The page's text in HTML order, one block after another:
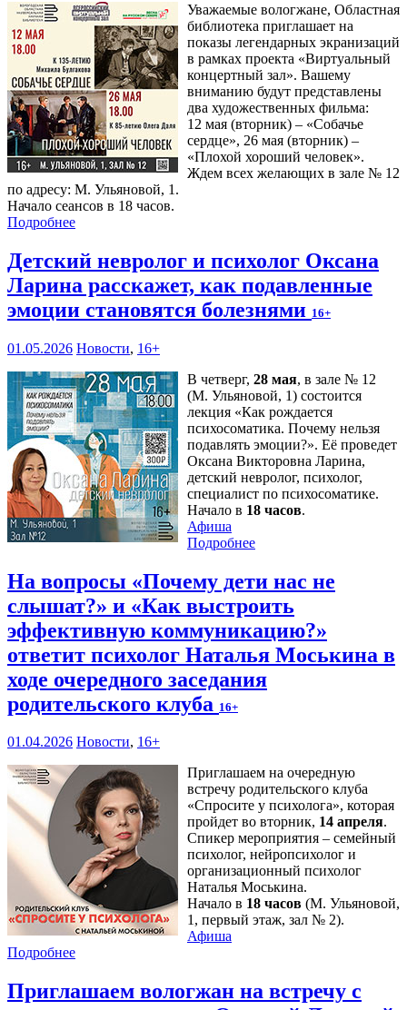
Уважаемые вологжане, Областная
библиотека приглашает на
показы легендарных экранизаций
в рамках проекта «Виртуальный
концертный зал». Вашему
вниманию будут представлены
два художественных фильма:
12 мая (вторник) – «Собачье
сердце», 26 мая (вторник) –
«Плохой хороший человек».
Ждем всех желающих в зале № 12
по адресу: М. Ульяновой, 1.
Начало сеансов в 18 часов.
Подробнее
Детский невролог и психолог Оксана
Ларина расскажет, как подавленные
эмоции становятся болезнями 16+
01.05.2026 Новости, 16+
В четверг, 28 мая, в зале № 12
(М. Ульяновой, 1) состоится
лекция «Как рождается
психосоматика. Почему нельзя
подавлять эмоции?». Её проведет
Оксана Викторовна Ларина,
детский невролог, психолог,
специалист по психосоматике.
Начало в 18 часов.
Афиша
Подробнее
На вопросы «Почему дети нас не
слышат?» и «Как выстроить
эффективную коммуникацию?»
ответит психолог Наталья Моськина в
ходе очередного заседания
родительского клуба 16+
01.04.2026 Новости, 16+
Приглашаем на очередную
встречу родительского клуба
«Спросите у психолога», которая
пройдет во вторник, 14 апреля.
Спикер мероприятия – семейный
психолог, нейропсихолог и
организационный психолог
Наталья Моськина.
Начало в 18 часов (М. Ульяновой,
1, первый этаж, зал № 2).
Афиша
Подробнее
Приглашаем вологжан на встречу с